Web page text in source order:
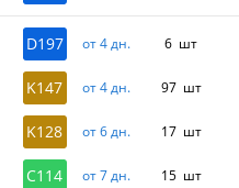
D197 от 4 дн. 6 шт
K147 от 4 дн. 97 шт
K128 от 6 дн. 17 шт
C114 от 7 дн. 15 шт